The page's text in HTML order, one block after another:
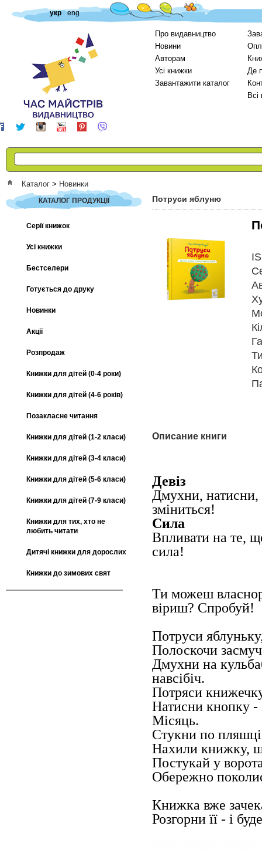
укр eng
Про видавництво
Новини
Авторам
Усі книжки
Завантажити каталог
Де
Каталог > Новинки
КАТАЛОГ ПРОДУКЦІЇ
Серії книжок
Усі книжки
Бестселери
Готується до друку
Новинки
Акції
Розпродаж
Книжки для дітей (0-4 роки)
Книжки для дітей (4-6 років)
Позакласне читання
Книжки для дітей (1-2 класи)
Книжки для дітей (3-4 класи)
Книжки для дітей (5-6 класи)
Книжки для дітей (7-9 класи)
Книжки для тих, хто не
любить читати
Дитячі книжки для дорослих
Книжки до зимових свят
Потруси яблуню
Описание книги
Девіз
Дмухни, натисни,
зміниться!
Сила
Впливати на те,
сила!
Ти можеш
віриш? Спробуй!
Потруси
Полоскочи
Дмухни на
навсібіч.
Потряси
Натисни кнопку -
Місяць.
Стукни по
Нахили книжку,
Постукай у
Обережно
Книжка вже
Розгорни її - і